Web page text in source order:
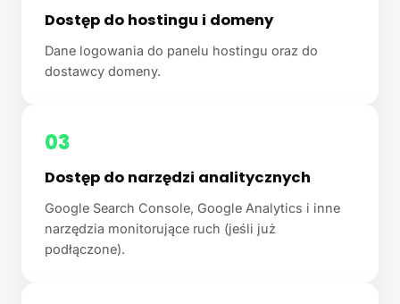
Dostęp do hostingu i domeny
Dane logowania do panelu hostingu oraz do
dostawcy domeny.
03
Dostęp do narzędzi analitycznych
Google Search Console, Google Analytics i inne
narzędzia monitorujące ruch (jeśli już
podłączone).